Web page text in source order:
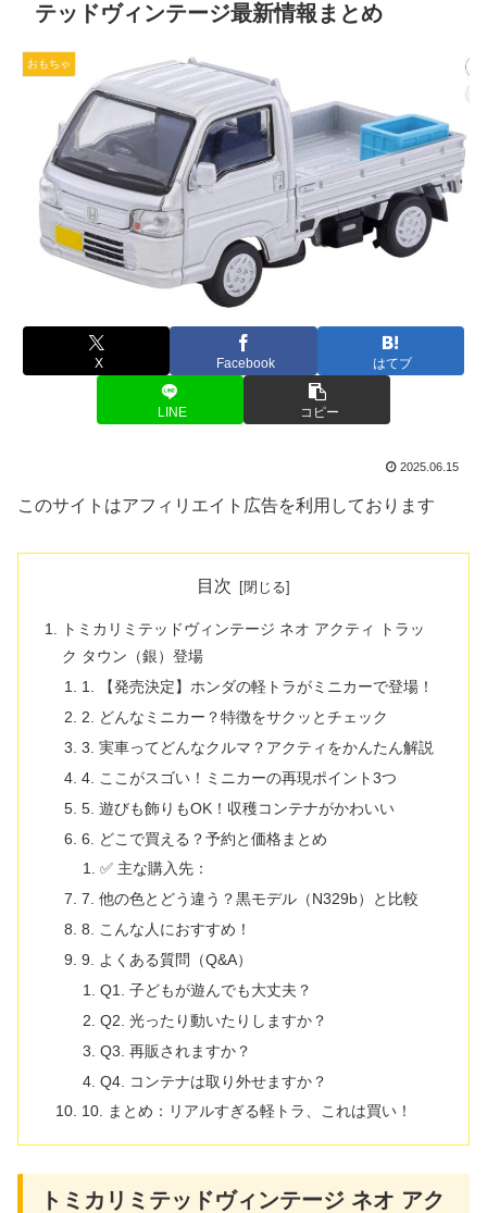
テッドヴィンテージ最新情報まとめ
おもちゃ
X Facebook はてブ
LINE コピー
2025.06.15
このサイトはアフィリエイト広告を利用しております
目次
トミカリミテッドヴィンテージ ネオ アクティ トラッ
ク タウン（銀）登場
1. 【発売決定】ホンダの軽トラがミニカーで登場！
2. どんなミニカー？特徴をサクッとチェック
3. 実車ってどんなクルマ？アクティをかんたん解説
4. ここがスゴい！ミニカーの再現ポイント3つ
5. 遊びも飾りもOK！収穫コンテナがかわいい
6. どこで買える？予約と価格まとめ
✅ 主な購入先：
7. 他の色とどう違う？黒モデル（N329b）と比較
8. こんな人におすすめ！
9. よくある質問（Q&A）
Q1. 子どもが遊んでも大丈夫？
Q2. 光ったり動いたりしますか？
Q3. 再販されますか？
Q4. コンテナは取り外せますか？
10. まとめ：リアルすぎる軽トラ、これは買い！
トミカリミテッドヴィンテージ ネオ アク